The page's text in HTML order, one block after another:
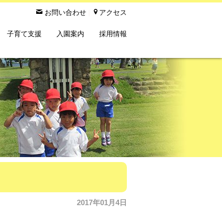
子育て支援 入園案内 採用情報
 お問い合わせ  アクセス
2017年01月4日